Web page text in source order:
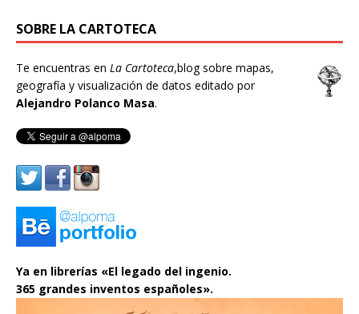
SOBRE LA CARTOTECA
Te encuentras en La Cartoteca,blog sobre mapas,
geografía y visualización de datos editado por
Alejandro Polanco Masa.
Ya en librerías «El legado del ingenio.
365 grandes inventos españoles».